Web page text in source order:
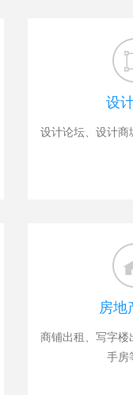
设
设计论坛、设计商
房地
商铺出租、写字楼
手房